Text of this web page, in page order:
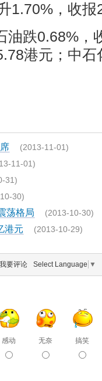
1.70%，收报
油跌0.68%，
港元；中
(2013-11-01)
11-01)
31)
30)
荡格局 (2013-10-30)
港元 (2013-10-29)
我要评论 Select Language ▼
感动 无奈 搞笑